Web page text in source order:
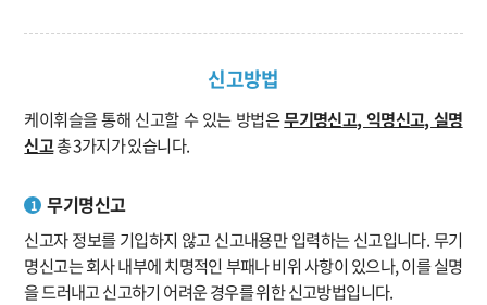
신고방법
케이휘슬을 통해 신고할 수 있는 방법은무기명신고, 익명신고, 실명
신고총 3가지가 있습니다.
1 무기명신고
신고자 정보를 기입하지 않고 신고내용만 입력하는 신고입니다. 무기
명신고는 회사 내부에 치명적인 부패나 비위 사항이 있으나, 이를 실명
을 드러내고 신고하기 어려운 경우를 위한 신고방법입니다.